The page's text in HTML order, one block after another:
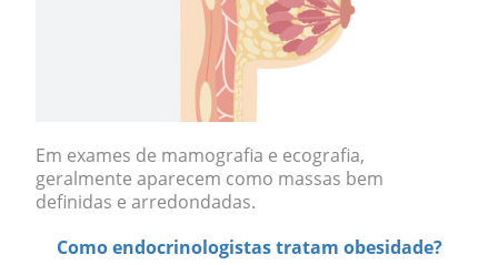
Em exames de mamografia e ecografia,
geralmente aparecem como massas bem
definidas e arredondadas.
Como endocrinologistas tratam obesidade?